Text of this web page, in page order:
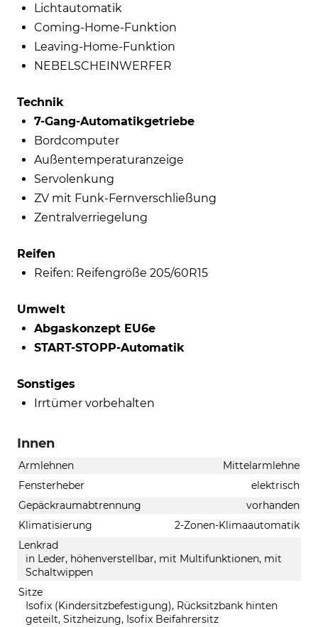
Lichtautomatik
Coming-Home-Funktion
Leaving-Home-Funktion
NEBELSCHEINWERFER
Technik
7-Gang-Automatikgetriebe
Bordcomputer
Außentemperaturanzeige
Servolenkung
ZV mit Funk-Fernverschließung
Zentralverriegelung
Reifen
Reifen: Reifengröße 205/60R15
Umwelt
Abgaskonzept EU6e
START-STOPP-Automatik
Sonstiges
Irrtümer vorbehalten
Innen
Armlehnen
Mittelarmlehne
Fensterheber
elektrisch
Gepäckraumabtrennung
vorhanden
Klimatisierung
2-Zonen-Klimaautomatik
Lenkrad
in Leder, höhenverstellbar, mit Multifunktionen, mit
Schaltwippen
Sitze
Isofix (Kindersitzbefestigung), Rücksitzbank hinten
geteilt, Sitzheizung, Isofix Beifahrersitz